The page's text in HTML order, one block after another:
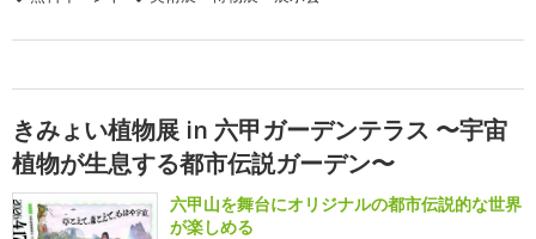
きみょい植物展 in 六甲ガーデンテラス 〜宇宙
植物が生息する都市伝説ガーデン〜
六甲山を舞台にオリジナルの都市伝説的な世界
が楽しめる